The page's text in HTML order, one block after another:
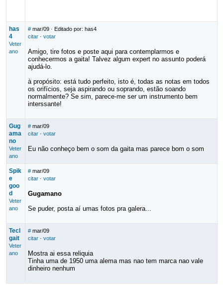
has
4
Veter
ano
# mar/09· Editado por: has4
citar· votar
Amigo, tire fotos e poste aqui para contemplarmos e
conhecermos a gaita! Talvez algum expert no assunto poderá
ajudá-lo.
à propósito: está tudo perfeito, isto é, todas as notas em todos
os orifícios, seja aspirando ou soprando, estão soando
normalmente? Se sim, parece-me ser um instrumento bem
interssante!
Gug
ama
no
Veter
ano
# mar/09
citar· votar
Eu não conheço bem o som da gaita mas parece bom o som
Spik
e
goo
d
Veter
ano
# mar/09
citar· votar
Gugamano
Se puder, posta aí umas fotos pra galera...
Tecl
gait
Veter
ano
# mar/09
citar· votar
Mostra ai essa reliquia
Tinha uma de 1950 uma alema mas nao tem marca nao vale
dinheiro nenhum